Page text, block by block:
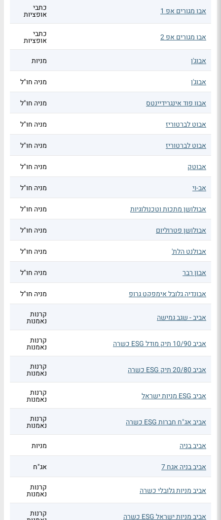
אבו מגורים אפ 1 כתבי
אופציות
אבו מגורים אפ 2 כתבי
אופציות
אבוג'ן
מניות
אבוג'ן מניה חו"ל
אבוו פוד אינגרידיינטס מניה חו"ל
אבוט לברטוריז מניה חו"ל
אבוט לברטוריז מניה חו"ל
אבוטק מניה חו"ל
אב-וי מניה חו"ל
אבולושן מתכות וטכנולוגיות מניה חו"ל
אבולושן פטרוליום מניה חו"ל
אבולנט הלת' מניה חו"ל
אבון רבר מניה חו"ל
אבונדיה גלובל אימפקט גרופ מניה חו"ל
אביב - שגב גמישה קרנות
נאמנות
אביב 10/90 תיק מודל ESG כשרה קרנות
נאמנות
אביב 20/80 תיק ESG כשרה קרנות
נאמנות
אביב ESG מניות ישראל קרנות
נאמנות
אביב אג"ח חברות ESG כשרה קרנות
נאמנות
אביב בניה
מניות
אביב בניה אגח 7 אג"ח
אביב מניות גלובלי כשרה קרנות
נאמנות
אביב מניות ישראל ESG כשרה קרנות